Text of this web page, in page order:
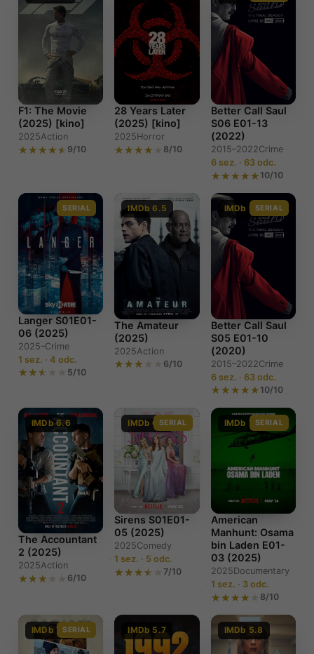
F1: The Movie
(2025) [kino]
2025Action
9/10
28 Years Later
(2025) [kino]
2025Horror
8/10
Better Call Saul
S06 E01-13
(2022)
2015–2022Crime
6 sez. · 63 odc.
10/10
SERIAL
Langer S01E01-
06 (2025)
2025–Crime
1 sez. · 4 odc.
5/10
IMDb 6.5
The Amateur
(2025)
2025Action
6/10
IMDb 9.0SERIAL
Better Call Saul
S05 E01-10
(2020)
2015–2022Crime
6 sez. · 63 odc.
10/10
IMDb 6.6
The Accountant
2 (2025)
2025Action
6/10
IMDb 6.7SERIAL
Sirens S01E01-
05 (2025)
2025Comedy
1 sez. · 5 odc.
7/10
IMDb 7.7SERIAL
American
Manhunt: Osama
bin Laden E01-
03 (2025)
2025Documentary
1 sez. · 3 odc.
8/10
IMDb 7.2SERIAL IMDb 5.7 IMDb 5.8